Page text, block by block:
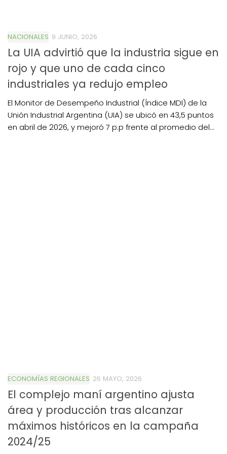
NACIONALES 9 JUNIO, 2026
La UIA advirtió que la industria sigue en
rojo y que uno de cada cinco
industriales ya redujo empleo
El Monitor de Desempeño Industrial (Índice MDI) de la
Unión Industrial Argentina (UIA) se ubicó en 43,5 puntos
en abril de 2026, y mejoró 7 p.p frente al promedio del...
ECONOMÍAS REGIONALES 26 MAYO, 2026
El complejo maní argentino ajusta
área y producción tras alcanzar
máximos históricos en la campaña
2024/25